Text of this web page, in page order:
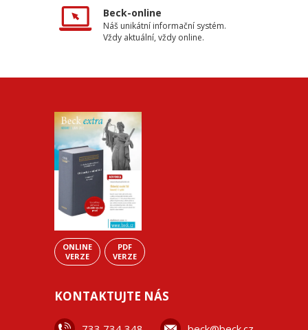
Beck-online
Náš unikátní informační systém.
Vždy aktuální, vždy online.
ONLINE
VERZE
PDF
VERZE
KONTAKTUJTE NÁS